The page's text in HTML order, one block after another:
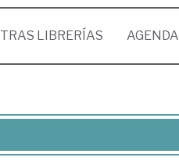
LIBRERÍAS AGENDA